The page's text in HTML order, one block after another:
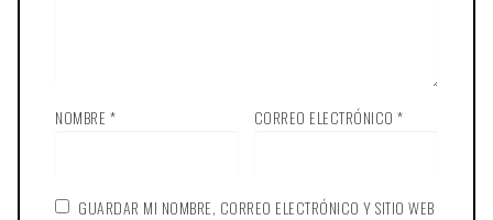
NOMBRE * CORREO ELECTRÓNICO*
GUARDAR MI NOMBRE, CORREO ELECTRÓNICO Y SITIO WEB